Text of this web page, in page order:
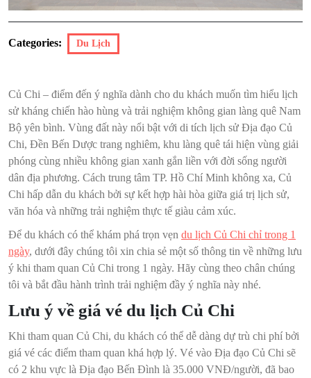
Categories: Du Lịch
Củ Chi – điểm đến ý nghĩa dành cho du khách muốn tìm hiểu lịch
sử kháng chiến hào hùng và trải nghiệm không gian làng quê Nam
Bộ yên bình. Vùng đất này nổi bật với di tích lịch sử Địa đạo Củ
Chi, Đền Bến Dược trang nghiêm, khu làng quê tái hiện vùng giải
phóng cùng nhiều không gian xanh gắn liền với đời sống người
dân địa phương. Cách trung tâm TP. Hồ Chí Minh không xa, Củ
Chi hấp dẫn du khách bởi sự kết hợp hài hòa giữa giá trị lịch sử,
văn hóa và những trải nghiệm thực tế giàu cảm xúc.
Để du khách có thể khám phá trọn vẹn du lịch Củ Chi chỉ trong 1
ngày, dưới đây chúng tôi xin chia sẻ một số thông tin về những lưu
ý khi tham quan Củ Chi trong 1 ngày. Hãy cùng theo chân chúng
tôi và bắt đầu hành trình trải nghiệm đầy ý nghĩa này nhé.
Lưu ý về giá vé du lịch Củ Chi
Khi tham quan Củ Chi, du khách có thể dễ dàng dự trù chi phí bởi
giá vé các điểm tham quan khá hợp lý. Vé vào Địa đạo Củ Chi sẽ
có 2 khu vực là Địa đạo Bến Đình là 35.000 VNĐ/người, đã bao